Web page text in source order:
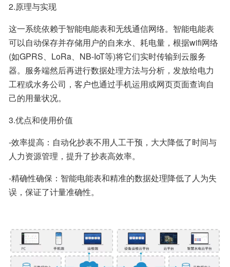
2.原理与实现
这一系统依赖于智能电能表和无线通信网络。智能电能表
可以自动保存并存储用户的自来水、耗电量，根据wifi网络
(如GPRS、LoRa、NB-IoT等)将它们实时传输到云服务
器。服务端然后再进行数据处理方法与分析，发放给电力
工程或水务公司，客户也通过手机运用或网页页面查询自
己的用量状况。
3.优点和使用价值
-效率提高：自动化抄表不用人工干预，大大降低了时间与
人力资源管理，提升了抄表高效率。
-精确性确保：智能电能表和精准的数据处理降低了人为失
误，保证了计量准确性。